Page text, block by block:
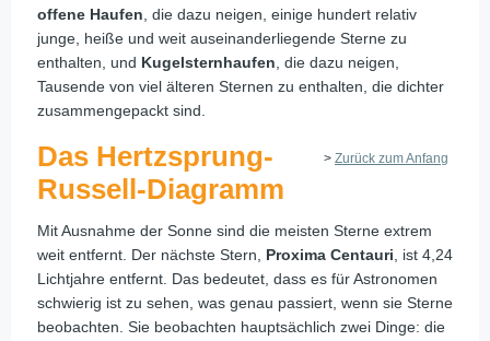
offene Haufen , die dazu neigen, einige hundert relativ
junge, heiße und weit auseinanderliegende Sterne zu
enthalten, und Kugelsternhaufen , die dazu neigen,
Tausende von viel älteren Sternen zu enthalten, die dichter
zusammengepackt sind.
> Zurück zum Anfang
Das Hertzsprung-
Russell-Diagramm
Mit Ausnahme der Sonne sind die meisten Sterne extrem
weit entfernt. Der nächste Stern, Proxima Centauri , ist 4,24
Lichtjahre entfernt. Das bedeutet, dass es für Astronomen
schwierig ist zu sehen, was genau passiert, wenn sie Sterne
beobachten. Sie beobachten hauptsächlich zwei Dinge: die